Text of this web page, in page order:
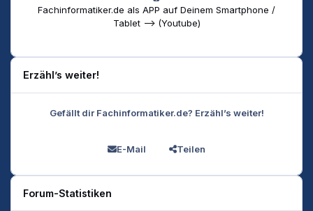
Fachinformatiker.de als APP auf Deinem Smartphone /
Tablet --> (Youtube)
Erzähl’s weiter!
Gefällt dir Fachinformatiker.de? Erzähl’s weiter!
E-Mail Teilen
Forum-Statistiken